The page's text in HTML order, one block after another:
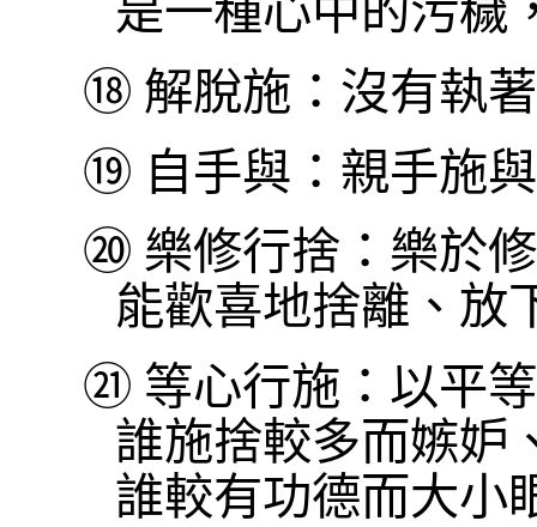
是一種心中的污穢
⑱ 解脫施：沒有執
⑲ 自手與：親手施
⑳ 樂修行捨：樂於
能歡喜地捨離、放
㉑ 等心行施：以平
誰施捨較多而嫉妒
誰較有功德而大小